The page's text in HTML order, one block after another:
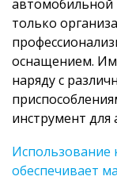
автомобильной
только
оснащением.
наряду с
инструмент для
Использование
обеспечивает